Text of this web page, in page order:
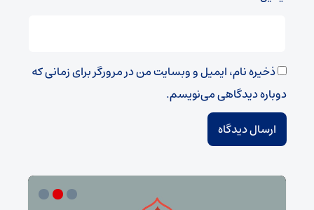
ذخیره نام، ایمیل و وبسایت من در مرورگر برای زمانی که
دوباره دیدگاهی می‌نویسم.